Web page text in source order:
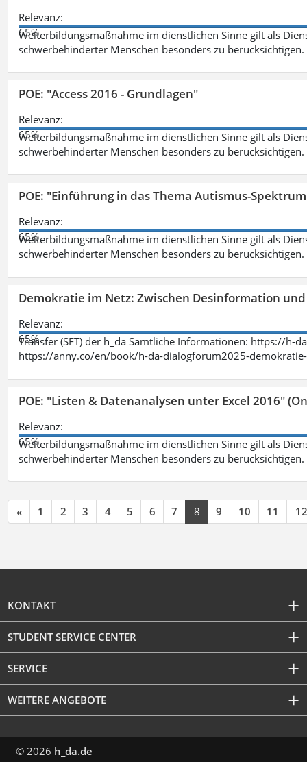
Relevanz:
65%
Weiterbildungsmaßnahme im dienstlichen Sinne gilt als
schwerbehinderter Menschen besonders zu berücksichtigen.
POE: "Access 2016 - Grundlagen"
Relevanz:
65%
Weiterbildungsmaßnahme im dienstlichen Sinne gilt als
schwerbehinderter Menschen besonders zu berücksichtigen.
POE: "Einführung in das Thema Autismus-
Relevanz:
65%
Weiterbildungsmaßnahme im dienstlichen Sinne gilt als
schwerbehinderter Menschen besonders zu berücksichtigen.
Demokratie im Netz: Zwischen Desinformation
Relevanz:
65%
Transfer (SFT) der h_da Sämtliche Informationen: https://
https://anny.co/en/book/h-da-dialogforum2025-
POE: "Listen & Datenanalysen unter Excel 2016"
Relevanz:
65%
Weiterbildungsmaßnahme im dienstlichen Sinne gilt als
schwerbehinderter Menschen besonders zu berücksichtigen.
« 1 2 3 4 5 6 7 8 9 10 11 12
KONTAKT
STUDENT SERVICE CENTER
SERVICE
WEITERE ANGEBOTE
© 2026 h_da.de